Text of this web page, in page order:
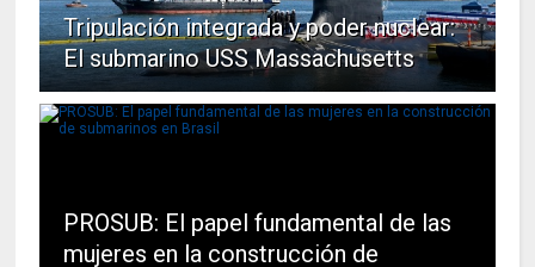
Tripulación integrada y poder nuclear:
El submarino USS Massachusetts
PROSUB: El papel fundamental de las
mujeres en la construcción de